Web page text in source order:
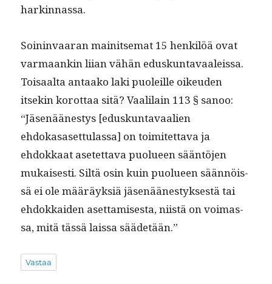
harkinnassa.
Soin­in­vaaran mainit­se­mat 15 henkilöä ovat
var­maankin liian vähän eduskun­tavaaleis­sa.
Toisaal­ta antaako laki puoleille oikeu­den
itsekin korot­taa sitä? Vaalilain 113 § sanoo:
“Jäsenäänestys [eduskun­tavaalien
ehdokasaset­tulas­sa] on toimitet­ta­va ja
ehdokkaat asetet­ta­va puolueen sään­tö­jen
mukaises­ti. Siltä osin kuin puolueen sään­nöis­
sä ei ole määräyk­siä jäsenäänestyk­ses­tä tai
ehdokkaiden aset­tamis­es­ta, niistä on voimas­
sa, mitä tässä lais­sa säädetään.”
Vastaa